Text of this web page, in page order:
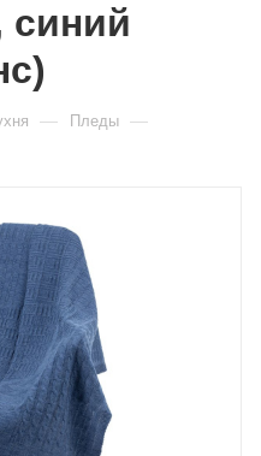
синий
— Пледы —